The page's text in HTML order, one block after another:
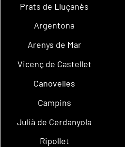
Prats de Lluçanès
Argentona
Arenys de Mar
Vicenç de Castellet
Canovelles
Campins
Julià de Cerdanyola
Ripollet